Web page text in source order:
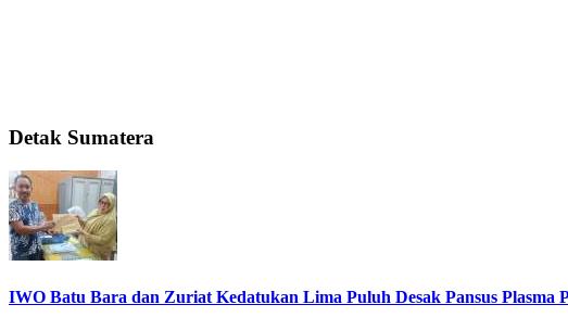
Detak Sumatera
IWO Batu Bara dan Zuriat Kedatukan Lima Puluh Desak Pansus Plasma